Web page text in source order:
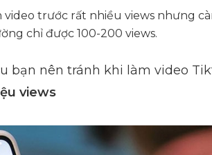
trước rất nhiều views nhưng
chỉ được 100-200 views.
bạn nên tránh khi làm video
views